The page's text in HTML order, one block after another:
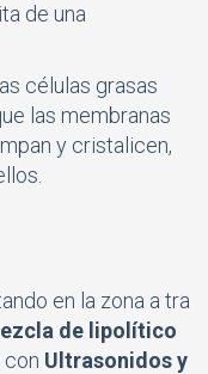
de una
células grasas
las membranas
y cristalicen,
en la zona a tra
de lipolítico
con Ultrasonidos y